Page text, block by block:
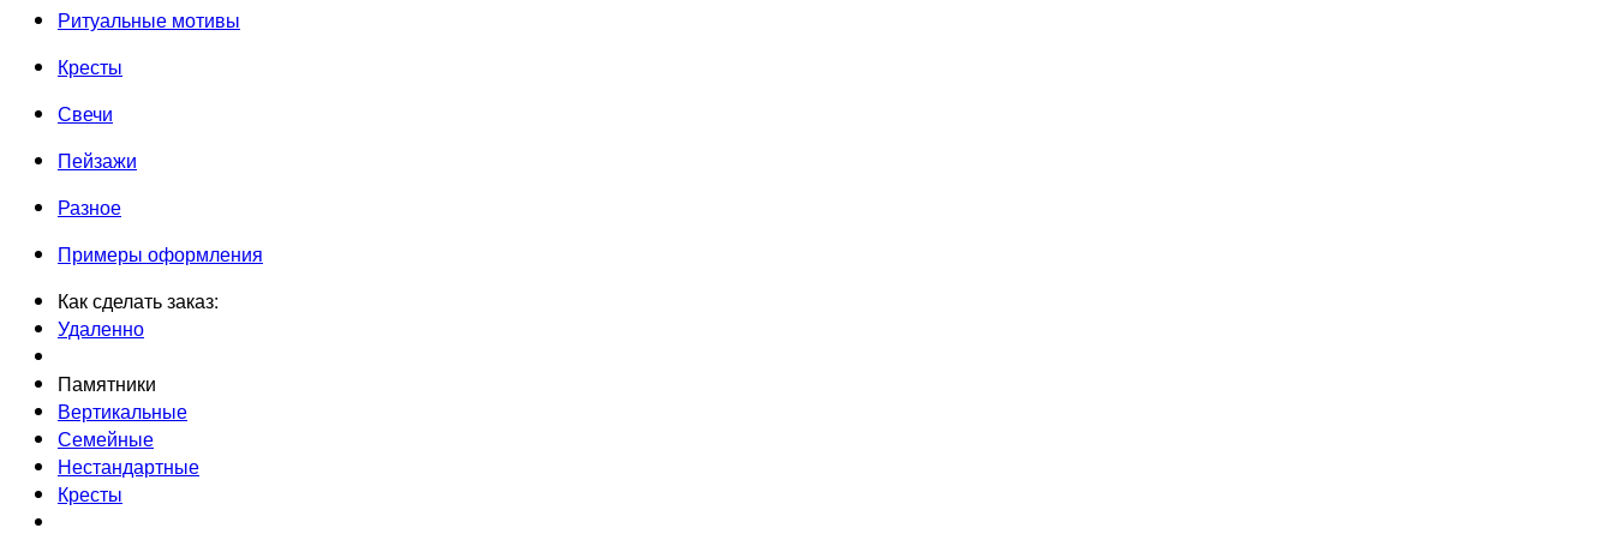
Ритуальные мотивы
Кресты
Свечи
Пейзажи
Разное
Примеры оформления
Как сделать заказ:
Удаленно
Памятники
Вертикальные
Семейные
Нестандартные
Кресты